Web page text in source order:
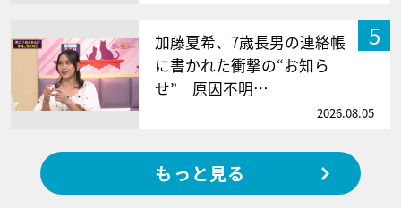
5
加藤夏希、7歳長男の連絡帳
に書かれた衝撃の“お知ら
せ” 原因不明…
2026.08.05
もっと見る